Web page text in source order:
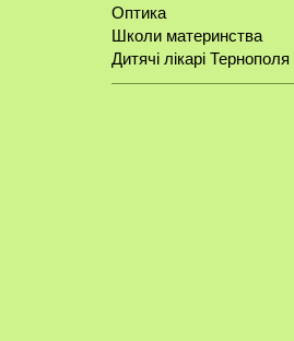
Оптика
Школи материнства
Дитячі лікарі Тернополя